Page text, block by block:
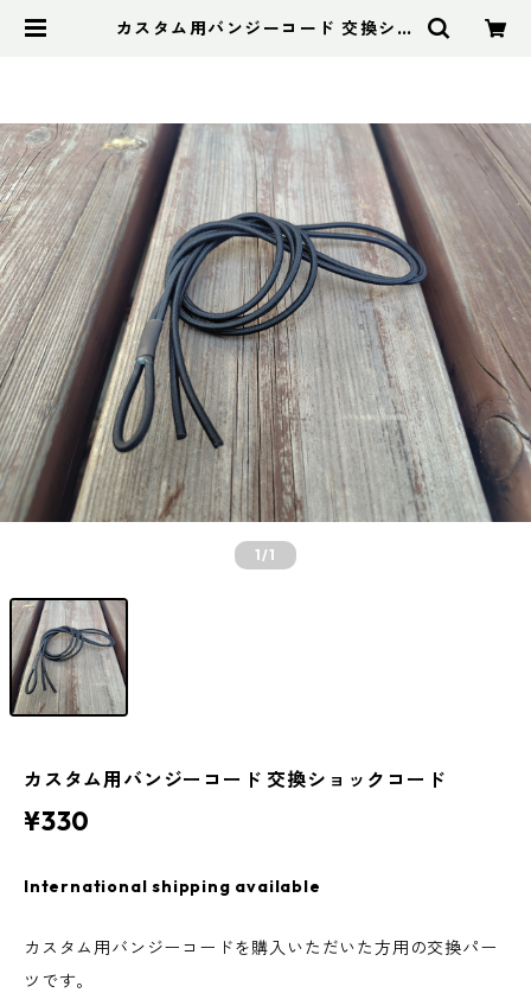
カスタム用バンジーコード 交換ショ
1/1
カスタム用バンジーコード 交換ショックコード
¥330
International shipping available
カスタム用バンジーコードを購入いただいた方用の交換パー
ツです。